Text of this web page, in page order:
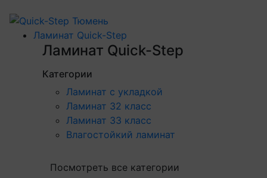
Ламинат Quick-Step
Ламинат Quick-Step
Категории
Ламинат с укладкой
Ламинат 32 класс
Ламинат 33 класс
Влагостойкий ламинат
Посмотреть все категории